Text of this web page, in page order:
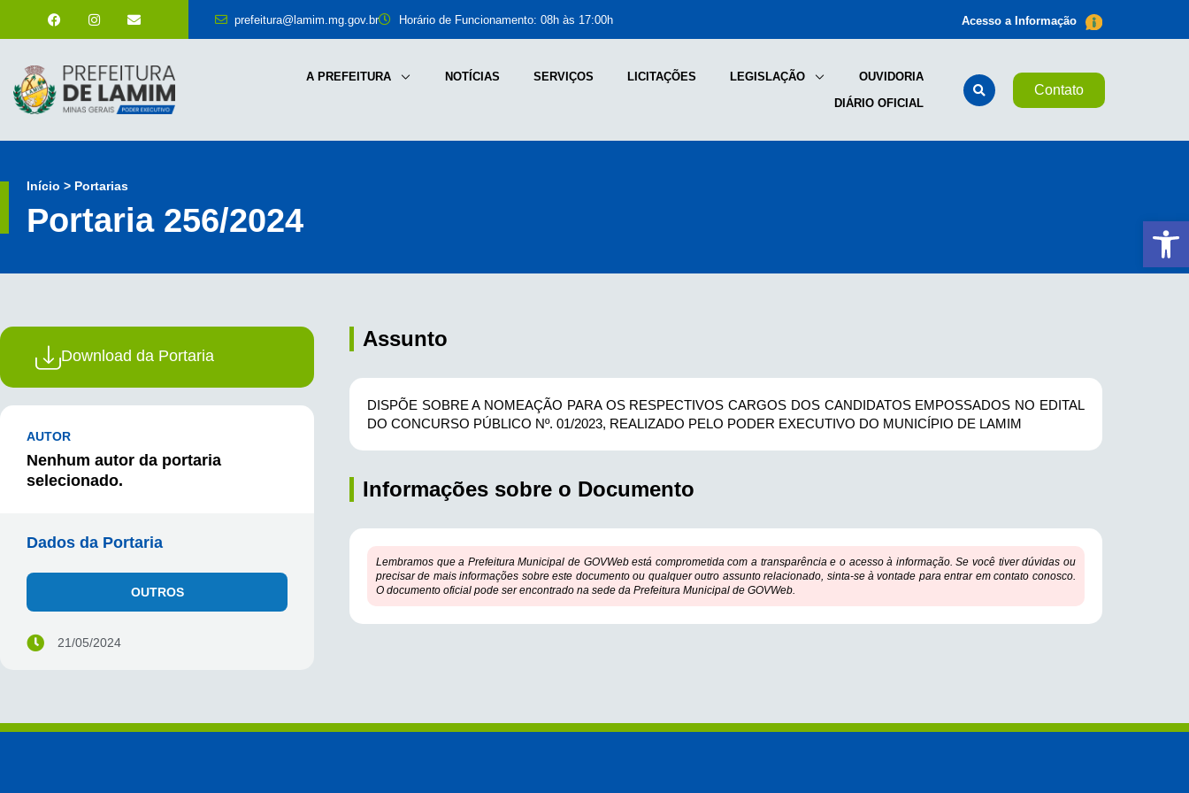
prefeitura@lamim.mg.gov.br Horário de Funcionamento: 08h às 17:00h Acesso a Informação
A PREFEITURA NOTÍCIAS SERVIÇOS LICITAÇÕES LEGISLAÇÃO
OUVIDORIA
DIÁRIO OFICIAL
Contato
Início > Portarias
Portaria 256/2024
Download da Portaria
AUTOR
Nenhum autor da portaria
selecionado.
Dados da Portaria
OUTROS
21/05/2024
Assunto
DISPÕE SOBRE A NOMEAÇÃO PARA OS RESPECTIVOS CARGOS DOS CANDIDATOS EMPOSSADOS NO EDITAL
DO CONCURSO PÚBLICO Nº. 01/2023, REALIZADO PELO PODER EXECUTIVO DO MUNICÍPIO DE LAMIM
Informações sobre o Documento
Lembramos que a Prefeitura Municipal de GOVWeb está comprometida com a transparência e o acesso à informação. Se você tiver dúvidas ou
precisar de mais informações sobre este documento ou qualquer outro assunto relacionado, sinta-se à vontade para entrar em contato conosco.
O documento oficial pode ser encontrado na sede da Prefeitura Municipal de GOVWeb.